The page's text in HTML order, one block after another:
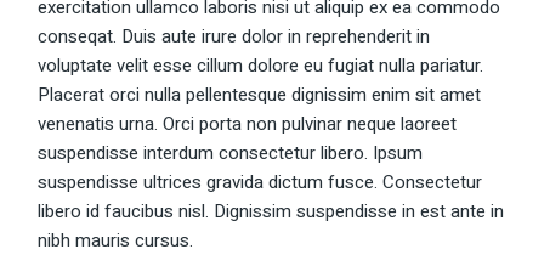
exercitation ullamco laboris nisi ut aliquip ex ea commodo
conseqat. Duis aute irure dolor in reprehenderit in
voluptate velit esse cillum dolore eu fugiat nulla pariatur.
Placerat orci nulla pellentesque dignissim enim sit amet
venenatis urna. Orci porta non pulvinar neque laoreet
suspendisse interdum consectetur libero. Ipsum
suspendisse ultrices gravida dictum fusce. Consectetur
libero id faucibus nisl. Dignissim suspendisse in est ante in
nibh mauris cursus.